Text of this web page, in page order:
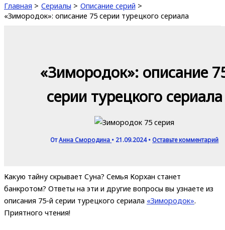
Главная Сериалы
Описание серий
«Зимородок»: описание 75 серии турецкого сериала
«Зимородок»: описание
серии турецкого сериала
ОтАнна Смородина • 21.09.2024• Оставьте комментарий
Какую тайну скрывает Суна? Семья Корхан станет
банкротом? Ответы на эти и другие вопросы вы узнаете из
описания 75-й серии турецкого сериала «Зимородок».
Приятного чтения!